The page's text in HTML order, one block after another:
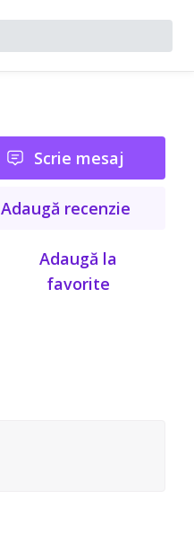
Scrie mesaj
Adaugă recenzie
Adaugă la
favorite